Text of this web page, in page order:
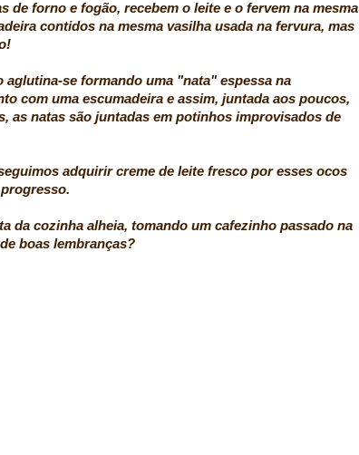
de forno e fogão, recebem o leite e o fervem na mesma
contidos na mesma vasilha usada na fervura, mas
se formando uma "nata" espessa na
com uma escumadeira e assim, juntada aos poucos,
as natas são juntadas em potinhos improvisados de
adquirir creme de leite fresco por esses ocos
da cozinha alheia, tomando um cafezinho passado na
boas lembranças?